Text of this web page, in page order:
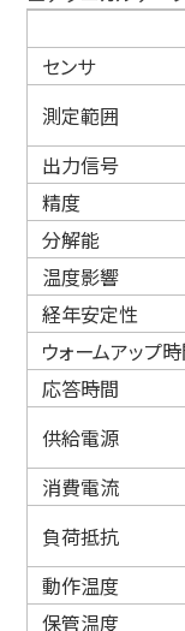
センサ
測定範囲
出力信号
精度
分解能
温度影響
経年安定性
ウォームアップ
応答時間
供給電源
消費電流
負荷抵抗
動作温度
保管温度